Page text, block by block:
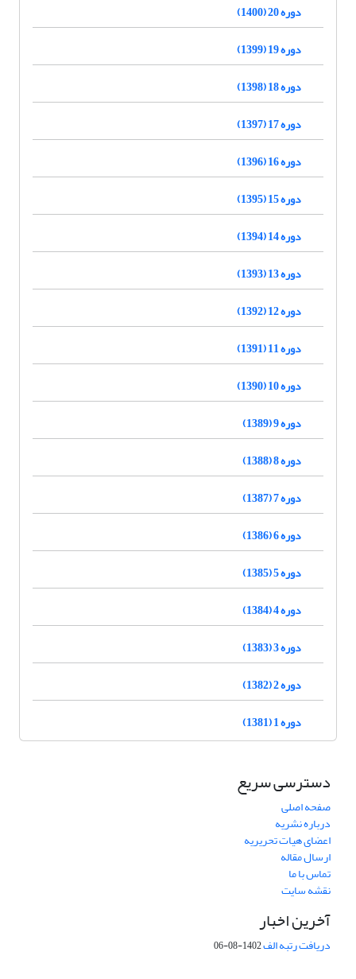
دوره 20 (1400)
دوره 19 (1399)
دوره 18 (1398)
دوره 17 (1397)
دوره 16 (1396)
دوره 15 (1395)
دوره 14 (1394)
دوره 13 (1393)
دوره 12 (1392)
دوره 11 (1391)
دوره 10 (1390)
دوره 9 (1389)
دوره 8 (1388)
دوره 7 (1387)
دوره 6 (1386)
دوره 5 (1385)
دوره 4 (1384)
دوره 3 (1383)
دوره 2 (1382)
دوره 1 (1381)
دسترسی سریع
صفحه اصلی
درباره نشریه
اعضای هیات تحریریه
ارسال مقاله
تماس با ما
نقشه سایت
آخرین اخبار
دریافت رتبه الف1402-08-06